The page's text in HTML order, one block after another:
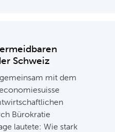
Schweiz
mit dem
Bürokratie
lautete: Wie stark